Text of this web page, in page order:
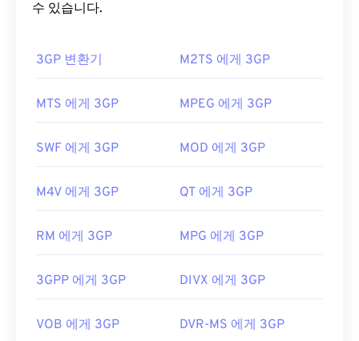
플레이어도 지원합니다. AVI 파일이 열리지 않으면
Microsoft
최초 출시: 1992년
https://en.wikipedia.org/wiki/오디오_비디오_인터
https://tools.ietf.org/html/rfc2361
트워크의 휴대폰에서 고속 무선 연결을 통해 미디어
3GP 파일을 어떻게 여나요?
3GP 파일을 여는 데 가장 좋은 애플리케이션은
되었지만 Linux, Mac, Windows를 포함한 대부분의
운영 체제에서 쉽게 열 수 있습니다.
3GP는 3GPPTimed Text를통해 자막을 지원하는 유
니다.AutoGK가
그 예입니다. 모바일이 아닌 환경에
로변환하세요.
수 있습니다.
3GP 변환기 M2TS 에게 3GP
MTS 에게 3GP MPEG 에게 3GP
SWF 에게 3GP MOD 에게 3GP
M4V 에게 3GP QT 에게 3GP
RM 에게 3GP MPG 에게 3GP
3GPP 에게 3GP DIVX 에게 3GP
VOB 에게 3GP DVR-MS 에게 3GP